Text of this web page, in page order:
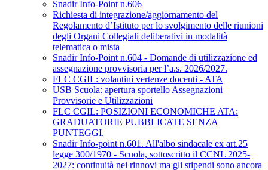
Snadir Info-Point n.606
Richiesta di integrazione/aggiornamento del
Regolamento d’Istituto per lo svolgimento delle riunioni
degli Organi Collegiali deliberativi in modalità
telematica o mista
Snadir Info-Point n.604 - Domande di utilizzazione ed
assegnazione provvisoria per l’a.s. 2026/2027.
FLC CGIL: volantini vertenze docenti - ATA
USB Scuola: apertura sportello Assegnazioni
Provvisorie e Utilizzazioni
FLC CGIL: POSIZIONI ECONOMICHE ATA:
GRADUATORIE PUBBLICATE SENZA
PUNTEGGI.
Snadir Info-point n.601. All'albo sindacale ex art.25
legge 300/1970 - Scuola, sottoscritto il CCNL 2025-
2027: continuità nei rinnovi ma gli stipendi sono ancora